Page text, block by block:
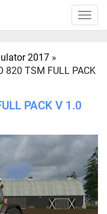
Toggle
2017 »
820 TSM FULL PACK
PACK V 1.0